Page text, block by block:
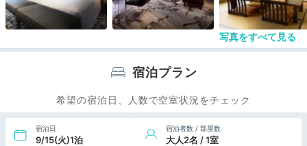
写真をすべて見る
宿泊プラン
希望の宿泊日、人数で空室状況をチェック
宿泊日
9/15(火)1泊
宿泊者数 / 部屋数
大人2名 / 1室